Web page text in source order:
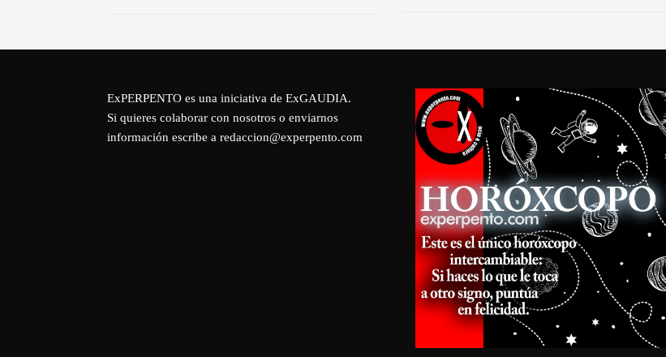
ExPERPENTO es una iniciativa de ExGAUDIA.
Si quieres colaborar con nosotros o enviarnos
información escribe a redaccion@experpento.com